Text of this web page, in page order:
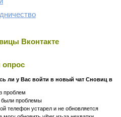
Вконтакте
опрос
ли у Вас войти в новый чат Сновиц в
проблем
были проблемы
телефон устарел и не обновляется